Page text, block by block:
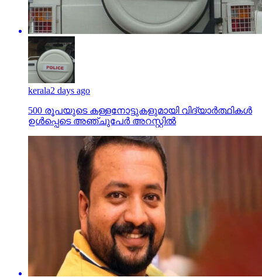
kerala2 days ago
500 രൂപയുടെ കള്ളനോട്ടുകളുമായി വിദ്യാര്‍ത്ഥികള്‍
ഉള്‍പ്പെടെ അഞ്ചുപേര്‍ അറസ്റ്റില്‍